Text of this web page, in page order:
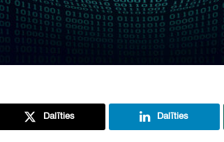
Dalīties Dalīties